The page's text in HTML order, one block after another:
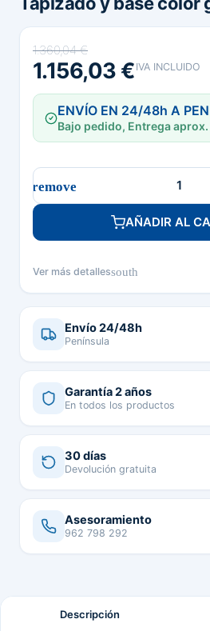
1.360,04 €
1.156,03 € IVA INCLUIDO
ENVÍO EN 24/48h A
Bajo pedido, Entrega aprox.
AÑADIR AL
Ver más detallessouth
Envío 24/48h
Península
Garantía 2 años
En todos los productos
30 días
Devolución gratuita
Asesoramiento
962 798 292
Descripción